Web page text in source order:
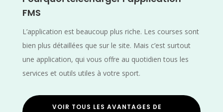
FMS
L’application est beaucoup plus riche. Les courses sont
bien plus détaillées que sur le site. Mais c’est surtout
une application, qui vous offre au quotidien tous les
services et outils utiles à votre sport.
VOIR TOUS LES AVANTAGES DE